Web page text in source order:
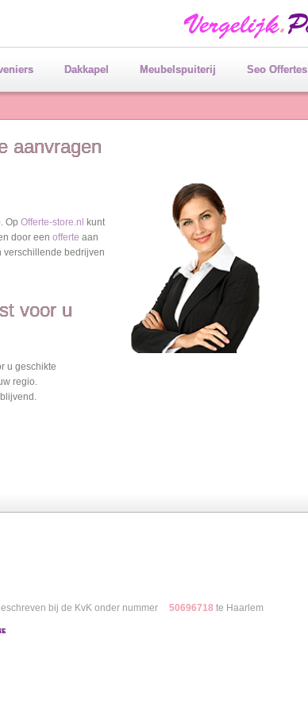
Dakkapel Meubelspuiterij Seo Offertes
aanvragen
Op Offerte-store.nl
kunt
door een offerte aan
verschillende bedrijven
voor u
u geschikte
regio.
bij de KvK onder nummer 50696718 te Haarlem